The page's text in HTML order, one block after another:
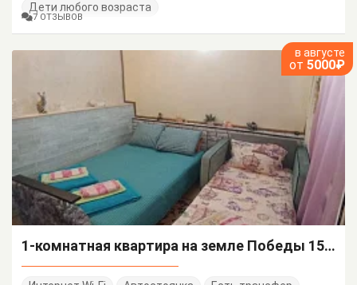
Дети любого возраста
7 ОТЗЫВОВ
в августе
от 5000₽
1-комнатная квартира на земле Победы 158/б